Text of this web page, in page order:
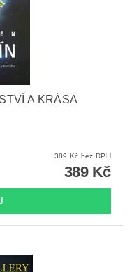
A KRÁSA
389 Kč bez DPH
389 Kč